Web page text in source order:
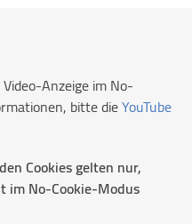
Anzeige im No-
bitte dieYouTube
Cookies gelten nur,
im No-Cookie-Modus